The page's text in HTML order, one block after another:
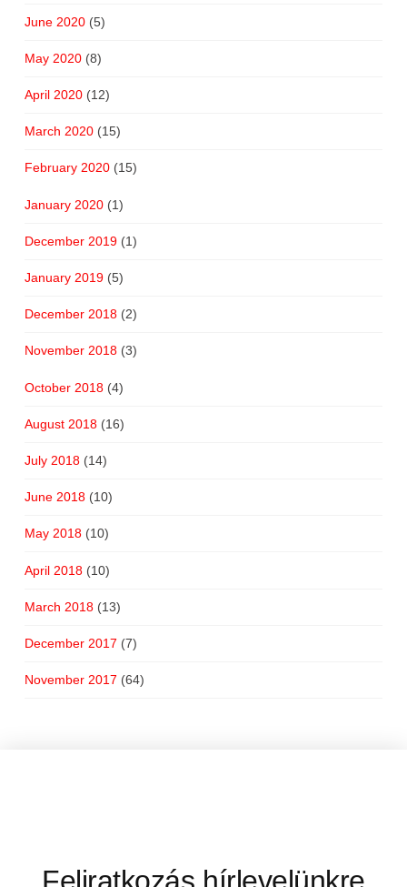
June 2020(5)
May 2020(8)
April 2020(12)
March 2020(15)
February 2020(15)
January 2020(1)
December 2019(1)
January 2019(5)
December 2018(2)
November 2018(3)
October 2018(4)
August 2018(16)
July 2018(14)
June 2018(10)
May 2018(10)
April 2018(10)
March 2018(13)
December 2017 (7)
November 2017 (64)